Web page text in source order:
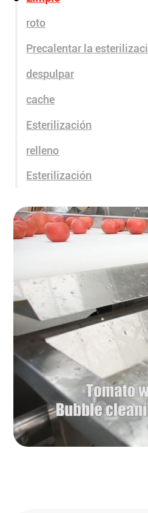
roto
Precalentar la
despulpar
cache
Esterilización
relleno
Esterilización